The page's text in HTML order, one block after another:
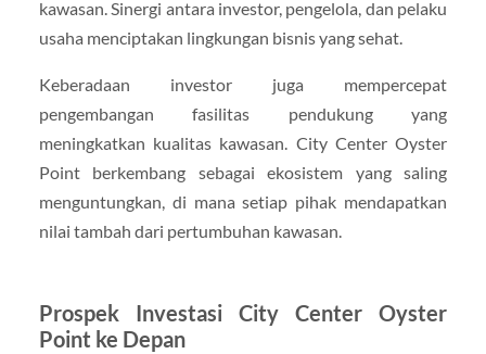
kawasan. Sinergi antara investor, pengelola, dan pelaku
usaha menciptakan lingkungan bisnis yang sehat.
Keberadaan investor juga mempercepat
pengembangan fasilitas pendukung yang
meningkatkan kualitas kawasan. City Center Oyster
Point berkembang sebagai ekosistem yang saling
menguntungkan, di mana setiap pihak mendapatkan
nilai tambah dari pertumbuhan kawasan.
Prospek Investasi City Center Oyster
Point ke Depan